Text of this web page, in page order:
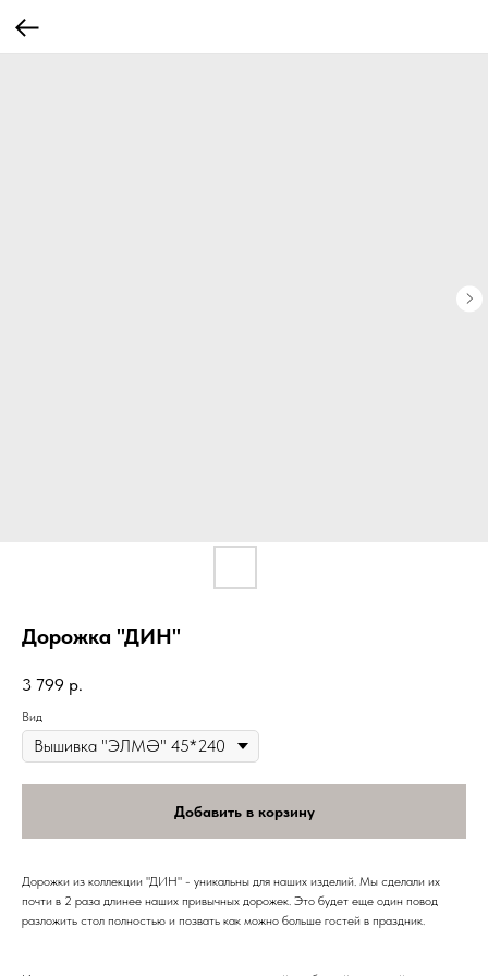
Дорожка "ДИН"
3 799 р.
Вид
Добавить в корзину
Дорожки из коллекции "ДИН" - уникальны для наших изделий. Мы сделали их
почти в 2 раза длинее наших привычных дорожек. Это будет еще один повод
разложить стол полностью и позвать как можно больше гостей в праздник.